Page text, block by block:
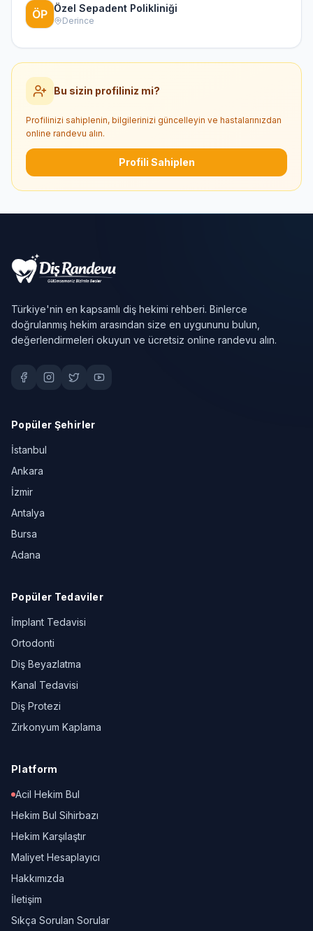
Özel Sepadent Polikliniği
Derince
Bu sizin profiliniz mi?
Profilinizi sahiplenin, bilgilerinizi güncelleyin ve hastalarınızdan
online randevu alın.
Profili Sahiplen
Türkiye'nin en kapsamlı diş hekimi rehberi. Binlerce
doğrulanmış hekim arasından size en uygununu bulun,
değerlendirmeleri okuyun ve ücretsiz online randevu alın.
Popüler Şehirler
İstanbul
Ankara
İzmir
Antalya
Bursa
Adana
Popüler Tedaviler
İmplant Tedavisi
Ortodonti
Diş Beyazlatma
Kanal Tedavisi
Diş Protezi
Zirkonyum Kaplama
Platform
Acil Hekim Bul
Hekim Bul Sihirbazı
Hekim Karşılaştır
Maliyet Hesaplayıcı
Hakkımızda
İletişim
Sıkça Sorulan Sorular